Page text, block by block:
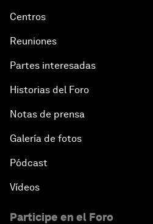
Centros
Reuniones
Partes interesadas
Historias del Foro
Notas de prensa
Galería de fotos
Pódcast
Vídeos
Participe en el Foro